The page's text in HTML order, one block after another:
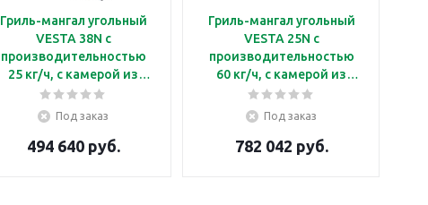
Гриль-мангал угольный
VESTA 38N с
производительностью
25 кг/ч, с камерой из
нержавеющей стали
Под заказ
494 640 руб.
Гриль-мангал угольный
VESTA 25N с
производительностью
60 кг/ч, с камерой из
нержавеющей стали
Под заказ
782 042 руб.